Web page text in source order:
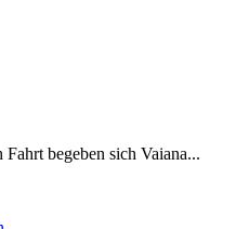
begeben sich Vaiana...